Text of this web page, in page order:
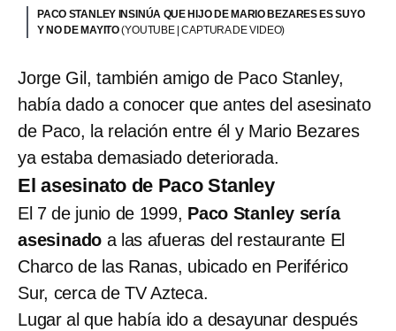
PACO STANLEY INSINÚA QUE HIJO DE MARIO BEZARES ES SUYO
Y NO DE MAYITO(YOUTUBE | CAPTURA DE VIDEO)
Jorge Gil, también amigo de Paco Stanley,
había dado a conocer que antes del asesinato
de Paco, la relación entre él y Mario Bezares
ya estaba demasiado deteriorada.
El asesinato de Paco Stanley
El 7 de junio de 1999, Paco Stanley sería
asesinado a las afueras del restaurante El
Charco de las Ranas, ubicado en Periférico
Sur, cerca de TV Azteca.
Lugar al que había ido a desayunar después